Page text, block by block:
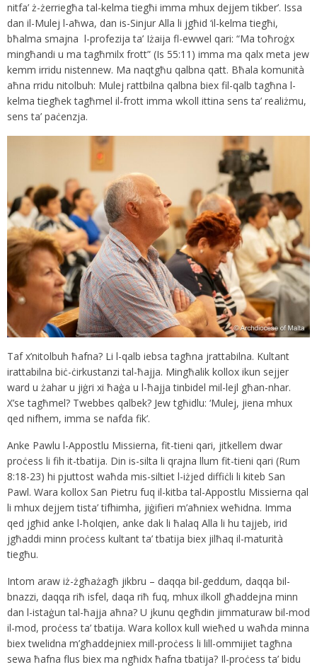
nitfa’ ż-żerriegħa tal-kelma tiegħi imma mhux dejjem tikber’. Issa
dan il-Mulej l-aħwa, dan is-Sinjur Alla li jgħid ‘il-kelma tiegħi,
bħalma smajna l-profezija ta’ Iżaija fl-ewwel qari: “Ma toħroġx
mingħandi u ma tagħmilx frott” (Is 55:11) imma ma qalx meta jew
kemm irridu nistennew. Ma naqtgħu qalbna qatt. Bħala komunità
aħna rridu nitolbuh: Mulej rattbilna qalbna biex fil-qalb tagħna l-
kelma tiegħek tagħmel il-frott imma wkoll ittina sens ta’ realiżmu,
sens ta’ paċenzja.
Taf x’nitolbuh ħafna? Li l-qalb iebsa tagħna jrattabilna. Kultant
irattabilna biċ-ċirkustanzi tal-ħajja. Mingħalik kollox ikun sejjer
ward u żahar u jiġri xi ħaġa u l-ħajja tinbidel mil-lejl għan-nhar.
X’se tagħmel? Twebbes qalbek? Jew tgħidlu: ‘Mulej, jiena mhux
qed nifhem, imma se nafda fik’.
Anke Pawlu l-Appostlu Missierna, fit-tieni qari, jitkellem dwar
proċess li fih it-tbatija. Din is-silta li qrajna llum fit-tieni qari (Rum
8:18-23) hi pjuttost waħda mis-siltiet l-iżjed diffiċli li kiteb San
Pawl. Wara kollox San Pietru fuq il-kitba tal-Appostlu Missierna qal
li mhux dejjem tista’ tifhimha, jiġifieri m’aħniex weħidna. Imma
qed jgħid anke l-ħolqien, anke dak li ħalaq Alla li hu tajjeb, irid
jgħaddi minn proċess kultant ta’ tbatija biex jilħaq il-maturità
tiegħu.
Intom araw iż-żgħażagħ jikbru – daqqa bil-geddum, daqqa bil-
bnazzi, daqqa riħ isfel, daqa riħ fuq, mhux ilkoll għaddejna minn
dan l-istaġun tal-ħajja aħna? U jkunu qegħdin jimmaturaw bil-mod
il-mod, proċess ta’ tbatija. Wara kollox kull wieħed u waħda minna
biex twelidna m’għaddejniex mill-proċess li lill-ommijiet tagħna
sewa ħafna flus biex ma ngħidx ħafna tbatija? Il-proċess ta’ bidu